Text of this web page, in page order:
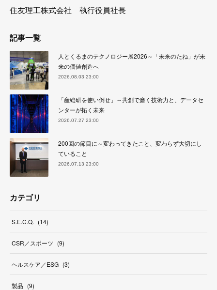
住友理工株式会社 執行役員社長
記事一覧
人とくるまのテクノロジー展2026～「未来のたね」が未
来の価値創造へ
2026.08.03 23:00
「産総研を使い倒せ」～共創で磨く技術力と、データセ
ンターが拓く未来
2026.07.27 23:00
200回の節目に～変わってきたこと、変わらず大切にし
ていること
2026.07.13 23:00
カテゴリ
S.E.C.Q. (14)
CSR／スポーツ (9)
ヘルスケア／ESG (3)
製品 (9)